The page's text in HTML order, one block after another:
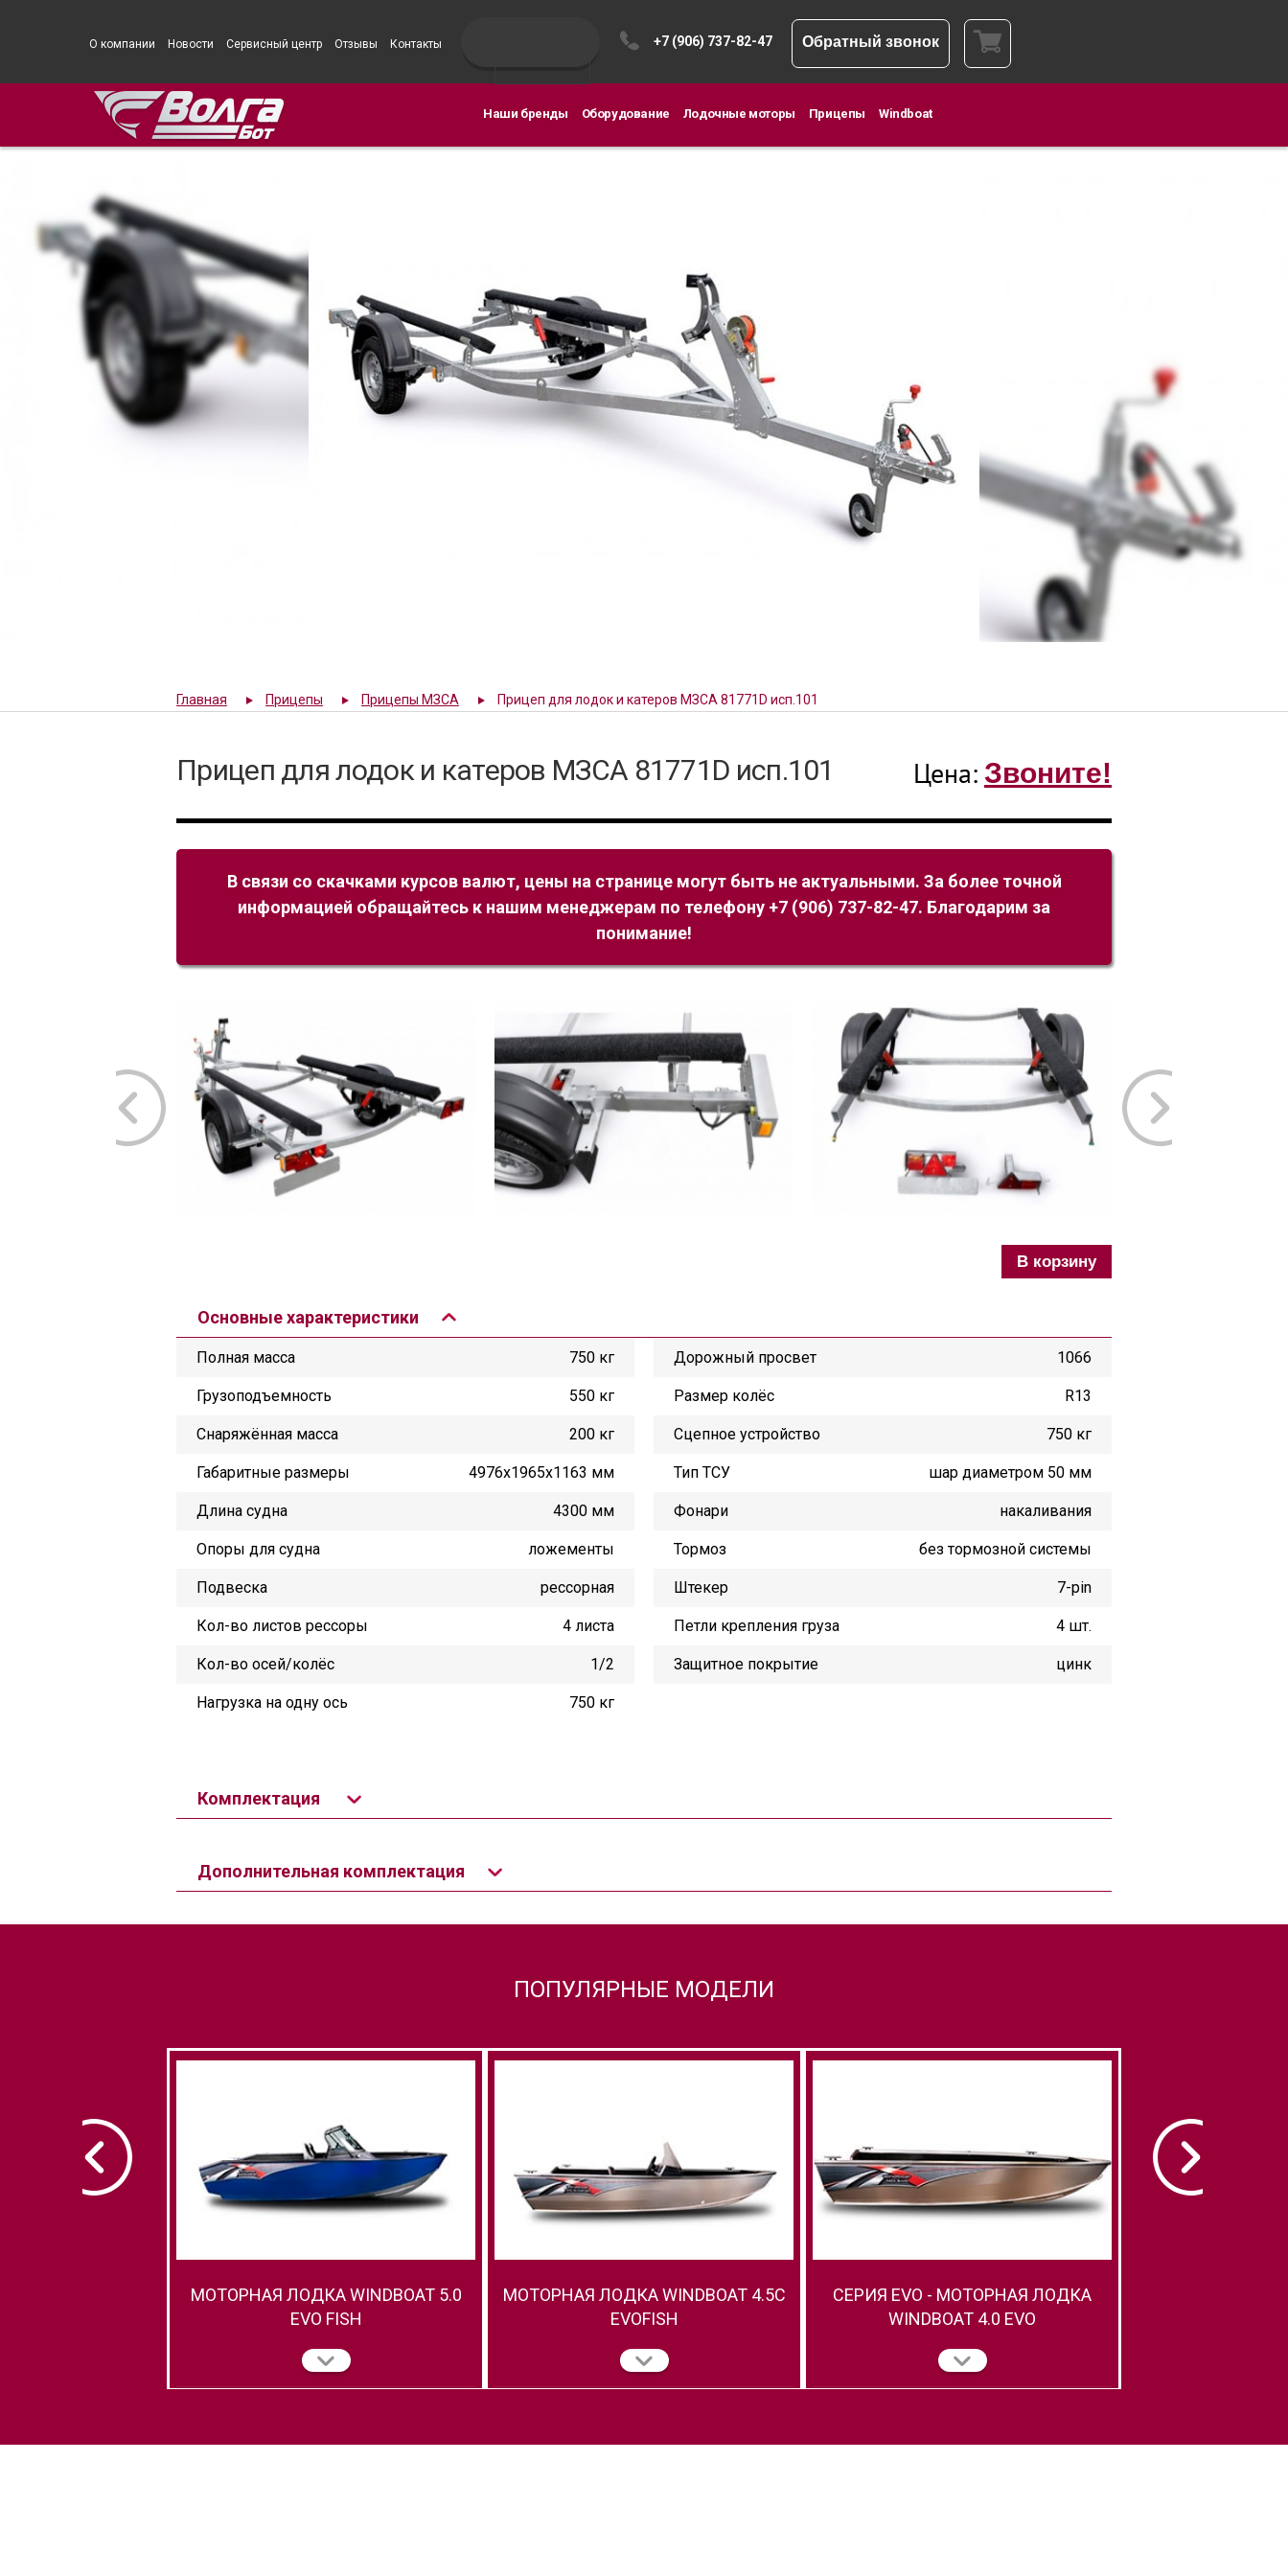
О компании Новости Сервисный центр Отзывы Контакты +7 (906) 737-82-47 Обратный звонок
Наши бренды Оборудование Лодочные моторы Прицепы Windboat
Главная Прицепы Прицепы МЗСА Прицеп для лодок и катеров МЗСА 81771D исп.101
Прицеп для лодок и катеров МЗСА 81771D исп.101 Цена: Звоните!
В связи со скачками курсов валют, цены на странице могут быть не актуальными. За более точной
информацией обращайтесь к нашим менеджерам по телефону +7 (906) 737-82-47. Благодарим за
понимание!
В корзину
Основные характеристики
Полная масса 750 кг
Грузоподъемность 550 кг
Снаряжённая масса 200 кг
Габаритные размеры 4976х1965х1163 мм
Длина судна 4300 мм
Опоры для судна ложементы
Подвеска рессорная
Кол-во листов рессоры 4 листа
Кол-во осей/колёс 1/2
Нагрузка на одну ось 750 кг
Дорожный просвет 1066
Размер колёс R13
Сцепное устройство 750 кг
Тип ТСУ шар диаметром 50 мм
Фонари накаливания
Тормоз без тормозной системы
Штекер 7-pin
Петли крепления груза 4 шт.
Защитное покрытие цинк
Комплектация
Дополнительная комплектация
ПОПУЛЯРНЫЕ МОДЕЛИ
МОТОРНАЯ ЛОДКА WINDBOAT 5.0
EVO FISH
МОТОРНАЯ ЛОДКА WINDBOAT 4.5C
EVOFISH
СЕРИЯ EVO - МОТОРНАЯ ЛОДКА
WINDBOAT 4.0 EVO